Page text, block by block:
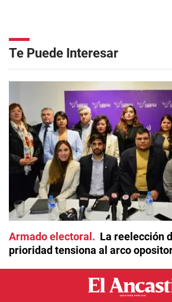
Te Puede Interesar
Armado electoral
La reelección
prioridad tensiona al arco